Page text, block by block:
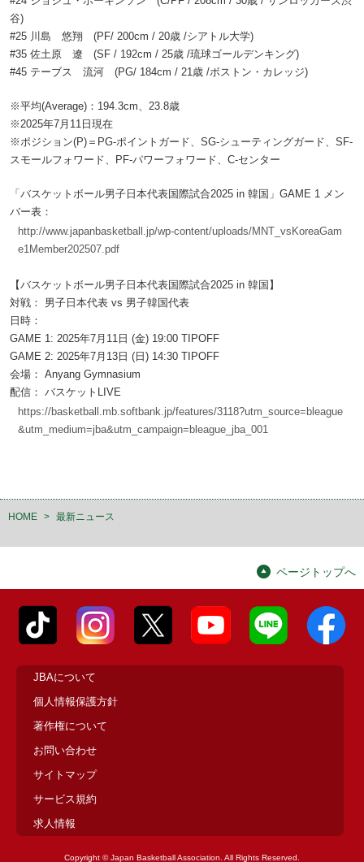
谷)
#25 川島 悠翔 (PF/ 200cm / 20歳 /シアトル大学)
#35 佐土原 遼 (SF / 192cm / 25歳 /琉球ゴールデンキング)
#45 テーブス 流河 (PG/ 184cm / 21歳 /ボストン・カレッジ)
※平均(Average)：194.3cm、23.8歳
※2025年7月11日現在
※ポジション(P)＝PG-ポイントガード、SG-シューティングガード、SF-
スモールフォワード、PF-パワーフォワード、C-センター
「バスケットボール男子日本代表国際試合2025 in 韓国」GAME 1 メン
バー表：
http://www.japanbasketball.jp/wp-content/uploads/MNT_vsKoreaGam
e1Member202507.pdf
【バスケットボール男子日本代表国際試合2025 in 韓国】
対戦： 男子日本代表 vs 男子韓国代表
日時：
GAME 1: 2025年7月11日 (金) 19:00 TIPOFF
GAME 2: 2025年7月13日 (日) 14:30 TIPOFF
会場： Anyang Gymnasium
配信： バスケットLIVE
https://basketball.mb.softbank.jp/features/3118?utm_source=bleague
&utm_medium=jba&utm_campaign=bleague_jba_001
HOME > 最新ニュース
ページトップへ
JBAについて
個人情報保護方針
著作権について
お問い合わせ
サイトマップ
サービス規約
求人情報
Copyright © Japan Basketball Association. All Rights Reserved.